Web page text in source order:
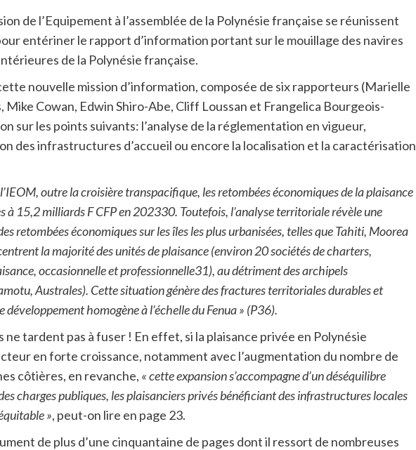
de l’Equipement à l’assemblée de la Polynésie française se réunissent
entériner le rapport d’information portant sur le mouillage des navires
de la Polynésie française.
nouvelle mission d’information, composée de six rapporteurs (Marielle
Cowan, Edwin Shiro-Abe, Cliff Loussan et Frangelica Bourgeois-
sur les points suivants: l’analyse de la réglementation en vigueur,
des infrastructures d’accueil ou encore la localisation et la caractérisation
outre la croisière transpacifique, les retombées économiques de la plaisance
à 15,2 milliards F CFP en 202330. Toutefois, l’analyse territoriale révèle une
retombées économiques sur les îles les plus urbanisées, telles que Tahiti, Moorea
la majorité des unités de plaisance (environ 20 sociétés de charters,
occasionnelle et professionnelle31), au détriment des archipels
Australes). Cette situation génère des fractures territoriales durables et
homogène à l’échelle du Fenua » (P36).
ne tardent pas à fuser ! En effet, si la plaisance privée en Polynésie
en forte croissance, notamment avec l’augmentation du nombre de
côtières, en revanche, « cette expansion s’accompagne d’un déséquilibre
charges publiques, les plaisanciers privés bénéficiant des infrastructures locales
», peut-on lire en page 23.
de plus d’une cinquantaine de pages dont il ressort de nombreuses